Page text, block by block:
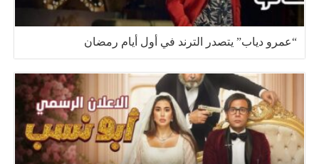
“عمرو دياب” يتصدر الترند في أول أيام رمضان